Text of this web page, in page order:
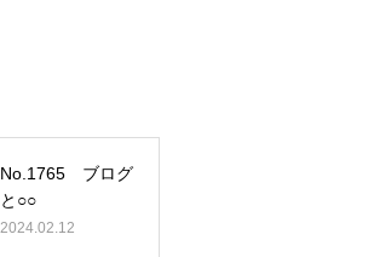
No.1765 ブログ
と○○
2024.02.12